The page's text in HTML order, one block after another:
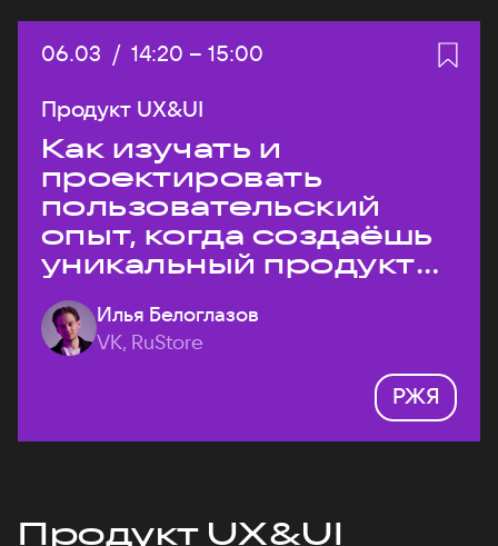
Дата:
06.03 / Начало:
14:20 – Конец:
15:00
Продукт UX&UI
Как изучать и
проектировать
пользовательский
опыт, когда создаёшь
уникальный продукт
на рынке?
Илья Белоглазов
VK, RuStore
РЖЯ
Продукт UX&UI